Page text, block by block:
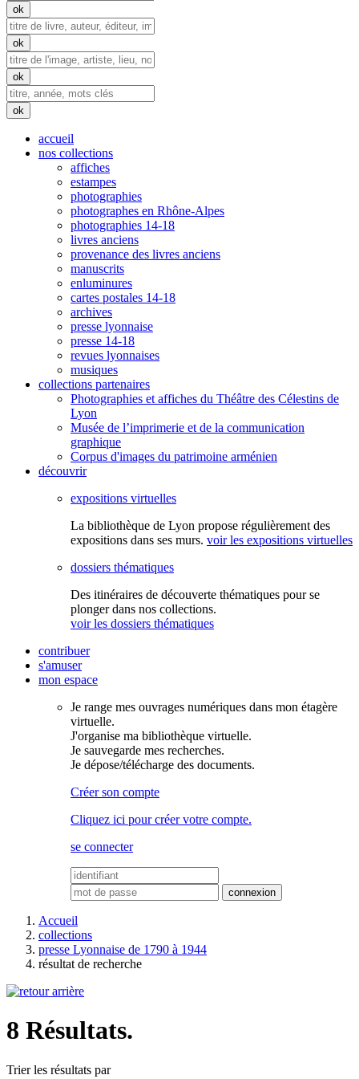
accueil
nos collections
affiches
estampes
photographies
photographes en Rhône-Alpes
photographies 14-18
livres anciens
provenance des livres anciens
manuscrits
enluminures
cartes postales 14-18
archives
presse lyonnaise
presse 14-18
revues lyonnaises
musiques
collections partenaires
Photographies et affiches du Théâtre des Célestins de
Lyon
Musée de l’imprimerie et de la communication
graphique
Corpus d'images du patrimoine arménien
découvrir
expositions virtuelles
La bibliothèque de Lyon propose régulièrement des
expositions dans ses murs. voir les expositions virtuelles
dossiers thématiques
Des itinéraires de découverte thématiques pour se
plonger dans nos collections.
voir les dossiers thématiques
contribuer
s'amuser
mon espace
Je range mes ouvrages numériques dans mon étagère
virtuelle.
J'organise ma bibliothèque virtuelle.
Je sauvegarde mes recherches.
Je dépose/télécharge des documents.
Créer son compte
Cliquez ici pour créer votre compte.
se connecter
Accueil
collections
presse Lyonnaise de 1790 à 1944
résultat de recherche
8 Résultats.
Trier les résultats par